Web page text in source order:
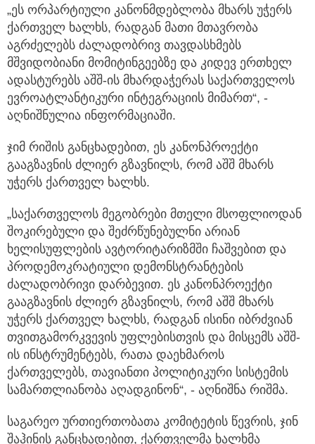
„ეს ორპარტიული კანონმდებლობა მხარს უჭერს
ქართველ ხალხს, რადგან მათი მთავრობა
აგრძელებს ძალადობრივ თავდასხმებს
მშვიდობიანი მომიტინგეებზე და კიდევ ერთხელ
ადასტურებს აშშ-ის მხარდაჭერას საქართველოს
ევროატლანტიკური ინტეგრაციის მიმართ“, -
აღნიშნულია ინფორმაციაში.
ჯიმ რიშის განცხადებით, ეს კანონპროექტი
გააგზავნის ძლიერ გზავნილს, რომ აშშ მხარს
უჭერს ქართველ ხალხს.
„საქართველოს მეგობრები მთელი მსოფლიოდან
შოკირებული და შეძრწუნებულნი არიან
ხელისუფლების ავტორიტარიზმში ჩაშვებით და
პროდემოკრატიული დემონსტრანტების
ძალადობრივი დარბევით. ეს კანონპროექტი
გააგზავნის ძლიერ გზავნილს, რომ აშშ მხარს
უჭერს ქართველ ხალხს, რადგან ისინი იბრძვიან
თვითგამორკვევის უფლებისთვის და მისცემს აშშ-
ის ინსტრუმენტებს, რათა დაეხმაროს
ქართველებს, თავიანთი პოლიტიკური სისტემის
სამართლიანობა აღადგინონ“, - აღნიშნა რიშმა.
საგარეო ურთიერთობათა კომიტეტის წევრის, ჯინ
შაჰინის განცხადებით, ქართველმა ხალხმა